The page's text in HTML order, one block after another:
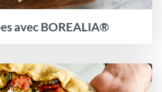
avec BOREALIA®